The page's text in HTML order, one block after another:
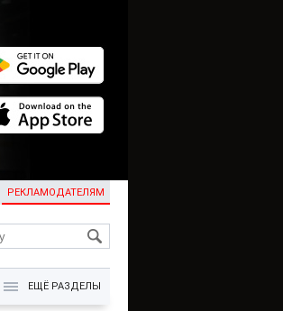
РЕКЛАМОДАТЕЛЯМ
KG
ЕЩЁ РАЗДЕЛЫ